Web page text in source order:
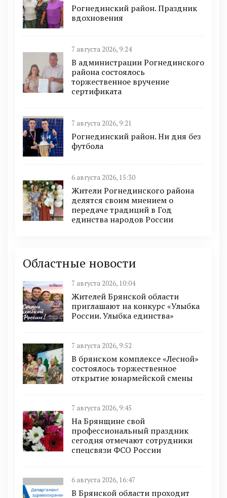
Рогнединский район. Праздник
вдохновения
7 августа 2026, 9:24
В администрации Рогнединского
района состоялось
торжественное вручение
сертификата
7 августа 2026, 9:21
Рогнединский район. Ни дня без
футбола
6 августа 2026, 15:30
Жители Рогнединского района
делятся своим мнением о
передаче традиций в Год
единства народов России
Областные новости
7 августа 2026, 10:04
Жителей Брянской области
приглашают на конкурс «Улыбка
России. Улыбка единства»
7 августа 2026, 9:52
В брянском комплексе «Лесной»
состоялось торжественное
открытие юнармейской смены
7 августа 2026, 9:45
На Брянщине свой
профессиональный праздник
сегодня отмечают сотрудники
спецсвязи ФСО России
6 августа 2026, 16:47
В Брянской области проходит